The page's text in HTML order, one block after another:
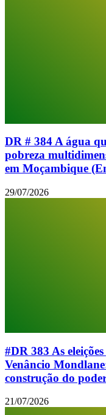
DR # 384 A água
pobreza
em Moçambique
29/07/2026
#DR 383 As
Venâncio
construção do
21/07/2026